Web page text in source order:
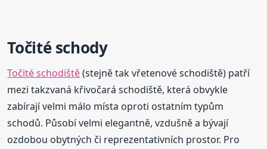
Točité schody
Točité schodiště(stejně tak vřetenové schodiště) patří
mezi takzvaná křivočará schodiště, která obvykle
zabírají velmi málo místa oproti ostatním typům
schodů. Působí velmi elegantně, vzdušně a bývají
ozdobou obytných či reprezentativních prostor. Pro